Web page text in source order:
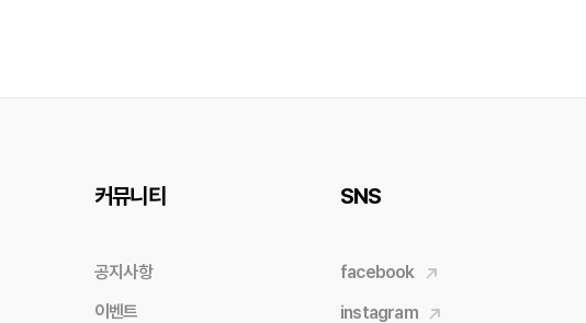
커뮤니티
공지사항
이벤트
SNS
facebook
instagram